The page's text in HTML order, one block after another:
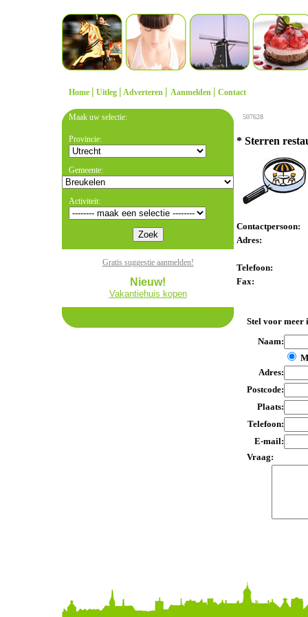
Home | Uitleg | Adverteren | Aanmelden | Contact
Maak uw selectie:
Provincie:
Gemeente:
Activiteit:
Gratis suggestie aanmelden!
Nieuw!
Vakantiehuis kopen
507628
* Sterren
Contactpersoon:
Adres:
Telefoon:
Fax:
Stel voor meer
Naam:
Adres:
Postcode:
Plaats:
Telefoon:
E-mail:
Vraag: